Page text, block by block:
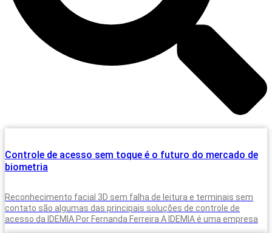
Controle de acesso sem toque é o futuro do mercado de
biometria
Reconhecimento facial 3D sem falha de leitura e terminais sem
contato são algumas das principais soluções de controle de
acesso da IDEMIA Por Fernanda Ferreira A IDEMIA é uma empresa